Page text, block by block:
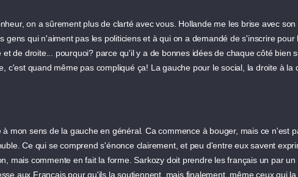
on a sûrement plus de clarté avec vous. Hollande me les brise avec
gens qui n'aiment pas les politiciens et à qui on a demandé de s'inscrire
de droite... pourquoi? parce qu'il y a de bonnes idées de chaque côté bien
c'est quand même pas compliqué ça! La gauche pour le social, la droite à
mon sens de la gauche en général. Ca commence à bouger, mais ce n'est
Ce qui se comprend s'énonce clairement, et peu d'entre eux savent
mais commente en fait la forme. Sarkozy doit prendre les français un par
aux Français pour qu'ils la soutiennent, mais finalement, même ceux qui